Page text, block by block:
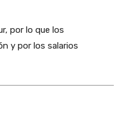
por lo que los
y por los salarios